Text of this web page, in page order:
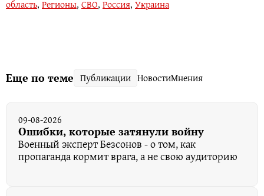
область, Регионы, СВО, Россия, Украина
Еще по теме Публикации НовостиМнения
09-08-2026
Ошибки, которые затянули войну
Военный эксперт Безсонов - о том, как
пропаганда кормит врага, а не свою аудиторию